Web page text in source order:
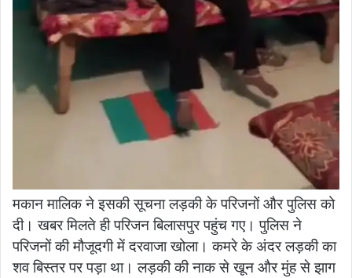
मकान मालिक ने इसकी सूचना लड़की के परिजनों और पुलिस को
दी। खबर मिलते ही परिजन बिलासपुर पहुंच गए। पुलिस ने
परिजनों की मौजूदगी में दरवाजा खोला। कमरे के अंदर लड़की का
शव बिस्तर पर पड़ा था। लड़की की नाक से खून और मुंह से झाग